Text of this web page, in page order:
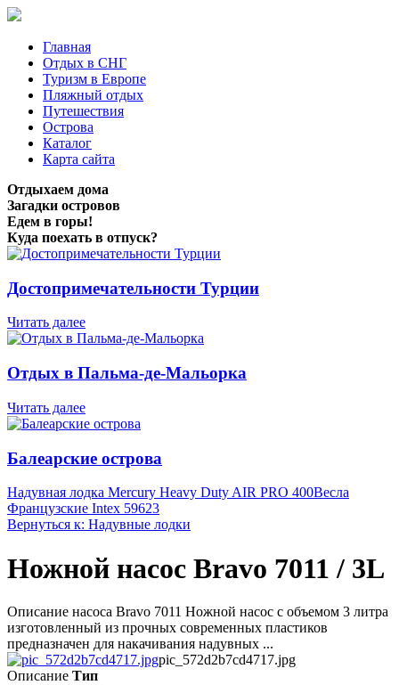
Главная
Отдых в СНГ
Туризм в Европе
Пляжный отдых
Путешествия
Острова
Каталог
Карта сайта
Отдыхаем дома
Загадки островов
Едем в горы!
Куда поехать в отпуск?
Достопримечательности Турции
Читать далее
Отдых в Пальма-де-Мальорка
Читать далее
Балеарские острова
Надувная лодка Mercury Heavy Duty AIR PRO 400Весла
Французские Intex 59623
Вернуться к: Надувные лодки
Ножной насос Bravo 7011 / 3L
Описание насоса Bravo 7011 Ножной насос с объемом 3 литра
изготовленный из прочных современных пластиков
предназначен для накачивания надувных ...
pic_572d2b7cd4717.jpg
Описание Тип